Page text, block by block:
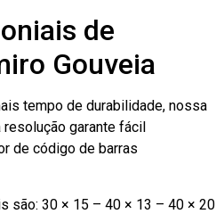
de
Gouveia
tempo de durabilidade, nossa
garante fácil
de código de barras
são: 30 × 15 – 40 × 13 – 40 × 20